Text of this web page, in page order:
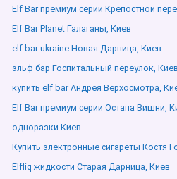
Elf Bar премиум серии Крепостной
Elf Bar Planet Галаганы, Киев
elf bar ukraine Новая Дарница, Киев
эльф бар Госпитальный переулок, Киев
купить elf bar Андрея Верхосмотра,
Elf Bar премиум серии Остапа Вишни,
одноразки Киев
Купить электронные сигареты Костя
Elfliq жидкости Старая Дарница, Киев